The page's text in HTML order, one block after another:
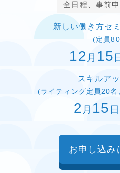
全日程、事前
新しい働き方セ
(定員
12 月 15
スキルア
(ライティング定員20
2 月 15
お申し込み